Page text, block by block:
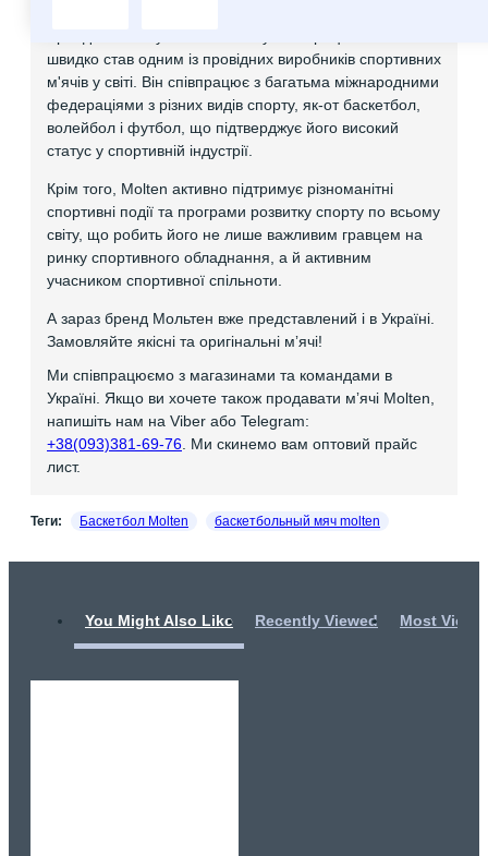
швидко став одним із провідних виробників спортивних
м'ячів у світі. Він співпрацює з багатьма міжнародними
федераціями з різних видів спорту, як-от баскетбол,
волейбол і футбол, що підтверджує його високий
статус у спортивній індустрії.
Крім того, Molten активно підтримує різноманітні
спортивні події та програми розвитку спорту по всьому
світу, що робить його не лише важливим гравцем на
ринку спортивного обладнання, а й активним
учасником спортивної спільноти.
А зараз бренд Мольтен вже представлений і в Україні.
Замовляйте якісні та оригінальні мʼячі!
Ми співпрацюємо з магазинами та командами в
Україні. Якщо ви хочете також продавати мʼячі Molten,
напишіть нам на Viber або Telegram:
+38(093)381-69-76. Ми скинемо вам оптовий прайс
лист.
Теги: Баскетбол Molten баскетбольный мяч molten
You Might Also Like Recently Viewed Most